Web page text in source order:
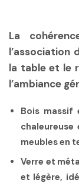
La
l’association
la table et le
l’ambiance
Bois
meubles en
Verre et
et légère,